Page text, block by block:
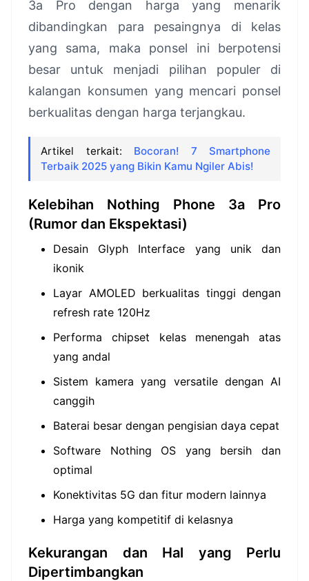
3a Pro dengan harga yang menarik
dibandingkan para pesaingnya di kelas
yang sama, maka ponsel ini berpotensi
besar untuk menjadi pilihan populer di
kalangan konsumen yang mencari ponsel
berkualitas dengan harga terjangkau.
Artikel terkait: Bocoran! 7 Smartphone
Terbaik 2025 yang Bikin Kamu Ngiler Abis!
Kelebihan Nothing Phone 3a Pro
(Rumor dan Ekspektasi)
Desain Glyph Interface yang unik dan
ikonik
Layar AMOLED berkualitas tinggi dengan
refresh rate 120Hz
Performa chipset kelas menengah atas
yang andal
Sistem kamera yang versatile dengan AI
canggih
Baterai besar dengan pengisian daya cepat
Software Nothing OS yang bersih dan
optimal
Konektivitas 5G dan fitur modern lainnya
Harga yang kompetitif di kelasnya
Kekurangan dan Hal yang Perlu
Dipertimbangkan